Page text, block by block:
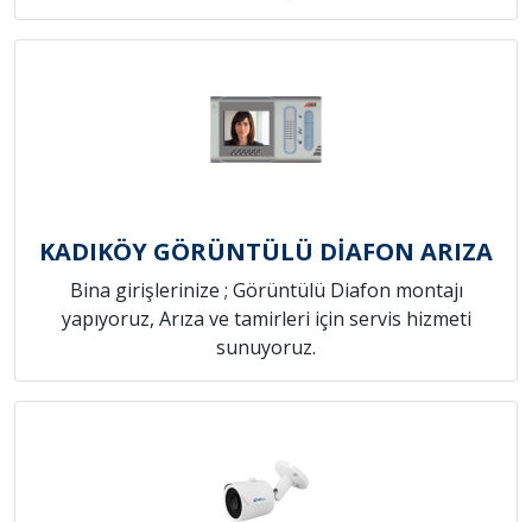
KADIKÖY GÖRÜNTÜLÜ DİAFON ARIZA
Bina girişlerinize ; Görüntülü Diafon montajı
yapıyoruz, Arıza ve tamirleri için servis hizmeti
sunuyoruz.